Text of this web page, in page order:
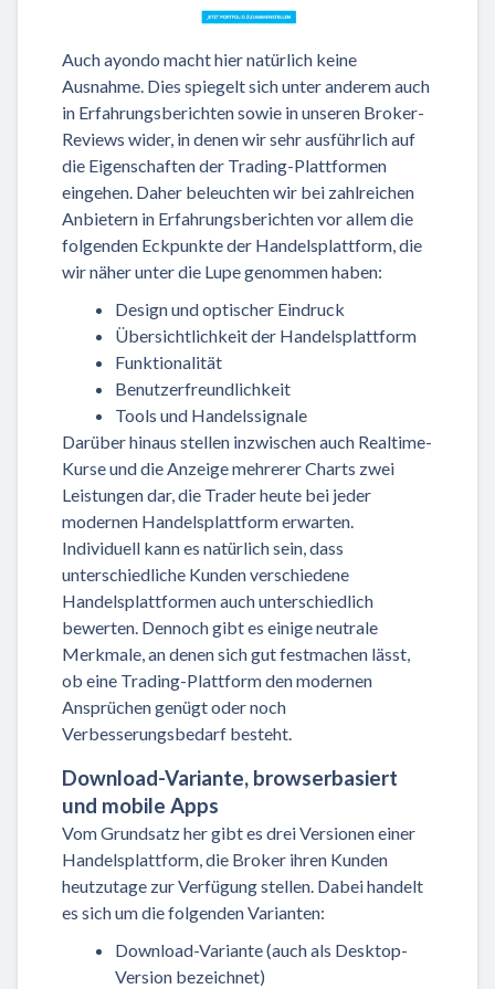
Auch ayondo macht hier natürlich keine
Ausnahme. Dies spiegelt sich unter anderem auch
in Erfahrungsberichten sowie in unseren Broker-
Reviews wider, in denen wir sehr ausführlich auf
die Eigenschaften der Trading-Plattformen
eingehen. Daher beleuchten wir bei zahlreichen
Anbietern in Erfahrungsberichten vor allem die
folgenden Eckpunkte der Handelsplattform, die
wir näher unter die Lupe genommen haben:
Design und optischer Eindruck
Übersichtlichkeit der Handelsplattform
Funktionalität
Benutzerfreundlichkeit
Tools und Handelssignale
Darüber hinaus stellen inzwischen auch Realtime-
Kurse und die Anzeige mehrerer Charts zwei
Leistungen dar, die Trader heute bei jeder
modernen Handelsplattform erwarten.
Individuell kann es natürlich sein, dass
unterschiedliche Kunden verschiedene
Handelsplattformen auch unterschiedlich
bewerten. Dennoch gibt es einige neutrale
Merkmale, an denen sich gut festmachen lässt,
ob eine Trading-Plattform den modernen
Ansprüchen genügt oder noch
Verbesserungsbedarf besteht.
Download-Variante, browserbasiert
und mobile Apps
Vom Grundsatz her gibt es drei Versionen einer
Handelsplattform, die Broker ihren Kunden
heutzutage zur Verfügung stellen. Dabei handelt
es sich um die folgenden Varianten:
Download-Variante (auch als Desktop-
Version bezeichnet)